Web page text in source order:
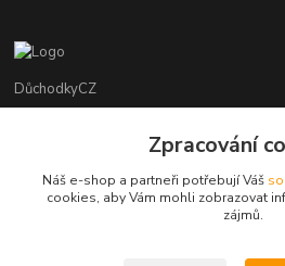
DůchodkyCZ
+420 412384749
objednavky@duchodky.cz
Zpracování
Náš e-shop a partneři potřebují Váš
cookies, aby Vám mohli zobrazovat
zájmů.